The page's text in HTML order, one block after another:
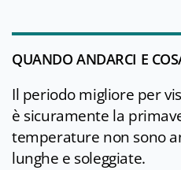
QUANDO ANDARCI E
Il periodo migliore per
è sicuramente la
temperature non sono
lunghe e soleggiate.